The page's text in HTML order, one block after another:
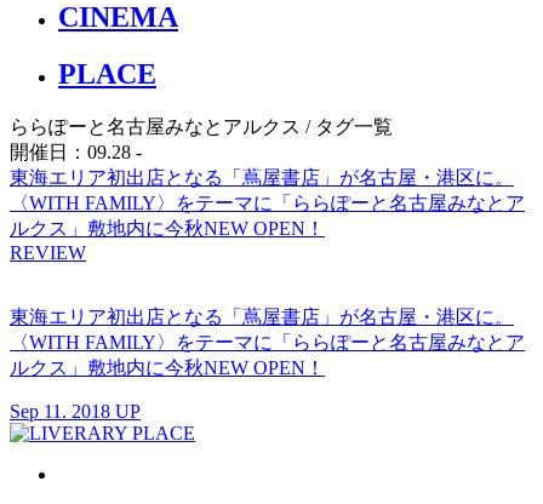
CINEMA
PLACE
ららぽーと名古屋みなとアルクス / タグ一覧
開催日：09.28 -
東海エリア初出店となる「蔦屋書店」が名古屋・港区に。
〈WITH FAMILY〉をテーマに「ららぽーと名古屋みなとア
ルクス」敷地内に今秋NEW OPEN！
REVIEW
東海エリア初出店となる「蔦屋書店」が名古屋・港区に。
〈WITH FAMILY〉をテーマに「ららぽーと名古屋みなとア
ルクス」敷地内に今秋NEW OPEN！
Sep 11. 2018 UP